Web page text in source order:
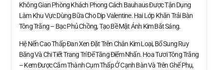
Không Gian Phòng Khách Phong Cách Bauhaus Được Tận Dụng
Làm Khu Vực Dùng Bữa Cho Dịp Valentine. Hai Lớp Khăn Trải Bàn
Tông Trắng – Bạc Phủ Chồng, Tạo Bề Mặt Ánh Kim Bắt Sáng.
Hệ Nến Cao Thấp Đan Xen Đặt Trên Chân Kim Loại, Bổ Sung Ruy
Băng Và Chi Tiết Trang Trí Để Tăng Điểm Nhấn. Hoa Tươi Tông Trắng
– Kem Được Cắm Thành Cụm Thấp Ở Cạnh Bàn Và Trên Ghế Phụ,